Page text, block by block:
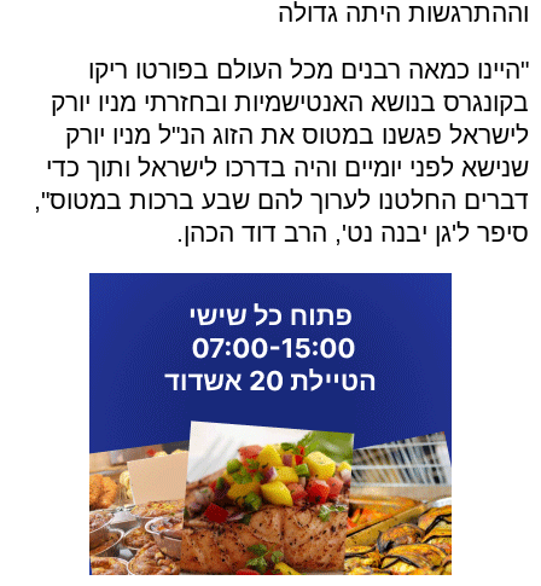
וההתרגשות היתה גדולה
"היינו כמאה רבנים מכל העולם בפורטו ריקו
בקונגרס בנושא האנטישמיות ובחזרתי מניו יורק
לישראל פגשנו במטוס את הזוג הנ"ל מניו יורק
שנישא לפני יומיים והיה בדרכו לישראל ותוך כדי
דברים החלטנו לערוך להם שבע ברכות במטוס",
סיפר ל'גן יבנה נט', הרב דוד הכהן.